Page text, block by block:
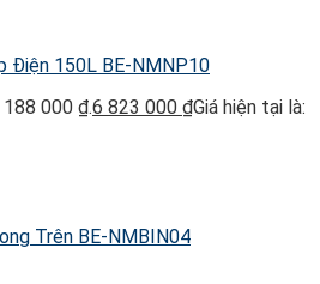
Điện 150L BE-NMNP10
000 ₫.6 823 000 ₫Giá hiện tại là:
Trên BE-NMBIN04